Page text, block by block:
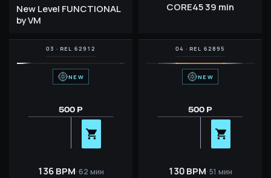
New Level FUNCTIONAL
by VM
CORE45 39 min
NEW
500 Р
136 BPM 62 мин
NEW
500 Р
130 BPM 51 мин